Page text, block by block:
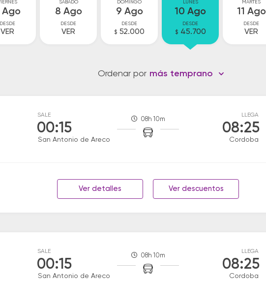
Ago
DESDE
VER
SABADO
8 Ago
DESDE
VER
DOMINGO
9 Ago
DESDE
$ 52.000
LUNES
10 Ago
DESDE
$ 45.700
MARTES
11 Ago
DESDE
VER
Ordenar por más temprano
SALE
00:15
San Antonio de Areco
08h 10m
LLEGA
08:25
Cordoba
Ver detalles Ver descuentos
SALE
00:15
San Antonio de Areco
08h 10m
LLEGA
08:25
Cordoba